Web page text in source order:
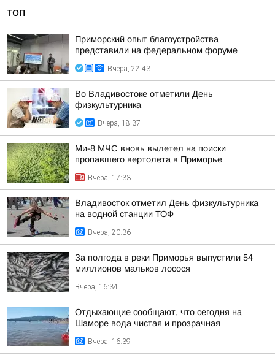
ТОП
Приморский опыт благоустройства
представили на федеральном форуме
Вчера, 22:43
Во Владивостоке отметили День
физкультурника
Вчера, 18:37
Ми-8 МЧС вновь вылетел на поиски
пропавшего вертолета в Приморье
Вчера, 17:33
Владивосток отметил День физкультурника
на водной станции ТОФ
Вчера, 20:36
За полгода в реки Приморья выпустили 54
миллионов мальков лосося
Вчера, 16:34
Отдыхающие сообщают, что сегодня на
Шаморе вода чистая и прозрачная
Вчера, 16:39